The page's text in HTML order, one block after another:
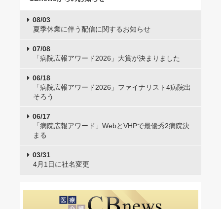
08/03
夏季休業に伴う配信に関するお知らせ
07/08
「病院広報アワード2026」大賞が決まりました
06/18
「病院広報アワード2026」ファイナリスト4病院出
そろう
06/17
「病院広報アワード」WebとVHPで最優秀2病院決
まる
03/31
4月1日に社名変更